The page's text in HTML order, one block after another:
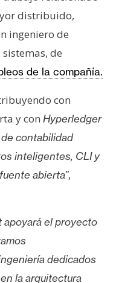
distribuido,
ingeniero de
de
de la compañía.
con
y con Hyperledger
contabilidad
inteligentes, CLI y
abierta”,
apoyará el proyecto
dedicados
la arquitectura